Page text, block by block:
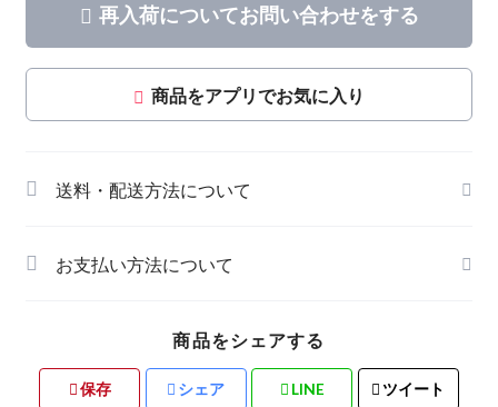
再入荷についてお問い合わせをする
商品をアプリでお気に入り
送料・配送方法について
お支払い方法について
商品をシェアする
保存 シェア LINE ツイート